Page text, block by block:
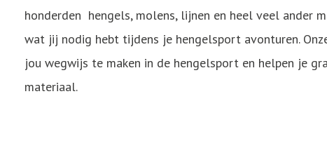
honderden hengels, molens, lijnen en heel veel ander
wat jij nodig hebt tijdens je hengelsport avonturen.
jou wegwijs te maken in de hengelsport en helpen je
materiaal.